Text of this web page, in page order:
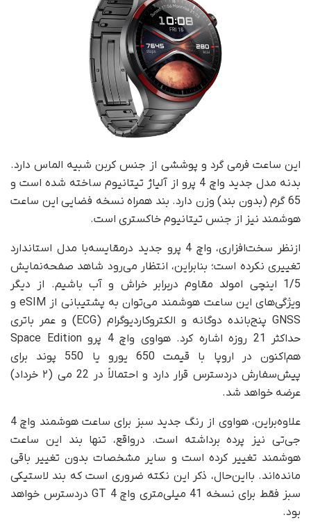
این ساعت فرمی گرد و پوششی از جنس کربن شبیه الماس دارد.
بدنه مدل جدید واچ 4 پرو از آلیاژ تیتانیوم ساخته شده است و
65 گرم (بدون بند) وزن دارد. بند همراه نسخه فضایی این ساعت
هوشمند نیز از جنس تیتانیوم خاکستری است.
از‌نظر سخت‌افزاری، واچ 4 پرو جدید در‌مقایسه‌با مدل استاندارد
تغییری نکرده است؛ بنابراین، انتظار می‌رود شاهد صفحه‌نمایش
1/5 اینچی امولد مقاوم در‌برابر خراش و آب باشیم. از دیگر
ویژگی‌های این ساعت هوشمند می‌توان به پشتیبانی از eSIM و
GNSS پنج‌بانده دوگانه و الکتروکاردیوگرام (ECG) و عمر باتری
حداکثر 21 روزه اشاره کرد. هواوی واچ 4 پرو Space Edition
هم‌اکنون در اروپا با قیمت 650 یورو یا 550 پوند برای
پیش‌سفارش در‌دسترس قرار دارد و احتمالاً در 22 می (۲ خرداد)
عرضه خواهد شد.
علاوه‌براین، هواوی از رنگ جدید سبز برای ساعت هوشمند واچ 4
جی‌تی نیز پرده برداشته است. در‌واقع، تنها بند این ساعت
هوشمند تغییر کرده است و سایر مشخصات بدون تغییر باقی
مانده‌اند. بااین‌حال، ذکر این نکته ضروری است که بند لاستیکی
سبز فقط برای نسخه 41 میلی‌متری واچ GT 4 در‌دسترس خواهد
بود.